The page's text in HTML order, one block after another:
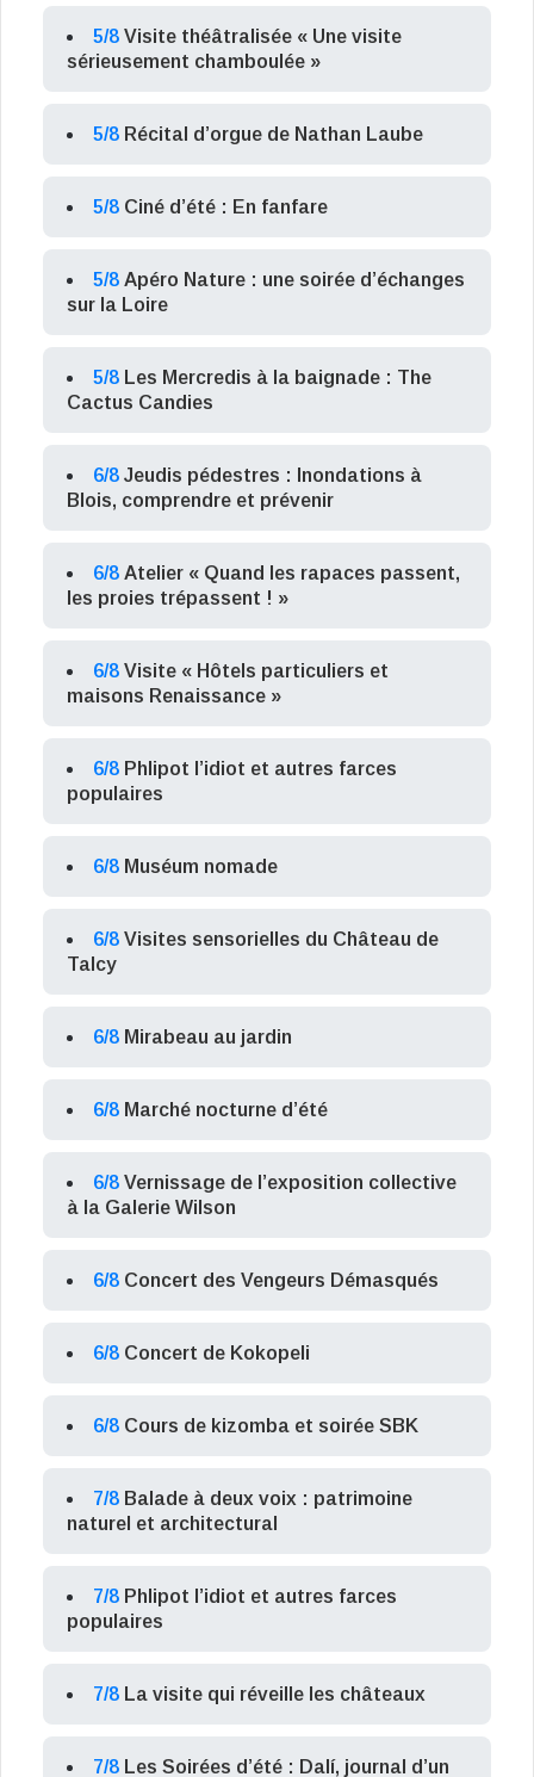
5/8 Visite théâtralisée « Une visite
sérieusement chamboulée »
5/8 Récital d’orgue de Nathan Laube
5/8 Ciné d’été : En fanfare
5/8 Apéro Nature : une soirée d’échanges
sur la Loire
5/8 Les Mercredis à la baignade : The
Cactus Candies
6/8 Jeudis pédestres : Inondations à
Blois, comprendre et prévenir
6/8 Atelier « Quand les rapaces passent,
les proies trépassent ! »
6/8 Visite « Hôtels particuliers et
maisons Renaissance »
6/8 Phlipot l’idiot et autres farces
populaires
6/8 Muséum nomade
6/8 Visites sensorielles du Château de
Talcy
6/8 Mirabeau au jardin
6/8 Marché nocturne d’été
6/8 Vernissage de l’exposition collective
à la Galerie Wilson
6/8 Concert des Vengeurs Démasqués
6/8 Concert de Kokopeli
6/8 Cours de kizomba et soirée SBK
7/8 Balade à deux voix : patrimoine
naturel et architectural
7/8 Phlipot l’idiot et autres farces
populaires
7/8 La visite qui réveille les châteaux
7/8 Les Soirées d’été : Dalí, journal d’un